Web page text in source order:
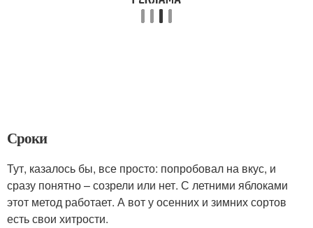
Сроки
Тут, казалось бы, все просто: попробовал на вкус, и
сразу понятно – созрели или нет. С летними яблоками
этот метод работает. А вот у осенних и зимних сортов
есть свои хитрости.